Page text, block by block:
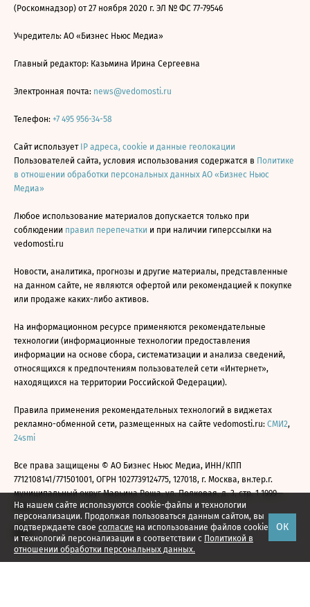
На нашем сайте используются cookie-файлы и технологии
персонализации. Продолжая пользоваться данным сайтом, вы
подтверждаете свое согласие на использование файлов cookie
и технологий персонализации в соответствии с Политикой в
отношении обработки персональных данных.
ОК
(Роскомнадзор) от 27 ноября 2020 г. ЭЛ № ФС 77-79546
Учредитель: АО «Бизнес Ньюс Медиа»
Главный редактор: Казьмина Ирина Сергеевна
Электронная почта: news@vedomosti.ru
Телефон: +7 495 956-34-58
Сайт использует IP адреса, cookie и данные геолокации
Пользователей сайта, условия использования содержатся в Политике
в отношении обработки персональных данных АО «Бизнес Ньюс
Медиа»
Любое использование материалов допускается только при
соблюдении правил перепечатки и при наличии гиперссылки на
vedomosti.ru
Новости, аналитика, прогнозы и другие материалы, представленные
на данном сайте, не являются офертой или рекомендацией к покупке
или продаже каких-либо активов.
На информационном ресурсе применяются рекомендательные
технологии (информационные технологии предоставления
информации на основе сбора, систематизации и анализа сведений,
относящихся к предпочтениям пользователей сети «Интернет»,
находящихся на территории Российской Федерации).
Правила применения рекомендательных технологий в виджетах
рекламно-обменной сети, размещенных на сайте vedomosti.ru: СМИ2,
24smi
Все права защищены © АО Бизнес Ньюс Медиа, ИНН/КПП
7712108141/771501001, ОГРН 1027739124775, 127018, г. Москва, вн.тер.г.
муниципальный округ Марьина Роща, ул. Полковая, д. 3, стр. 1 1999—
2026